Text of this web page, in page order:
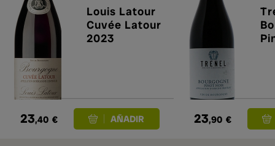
Louis Latour
Cuvée Latour
2023
23,40 € 23,90 €